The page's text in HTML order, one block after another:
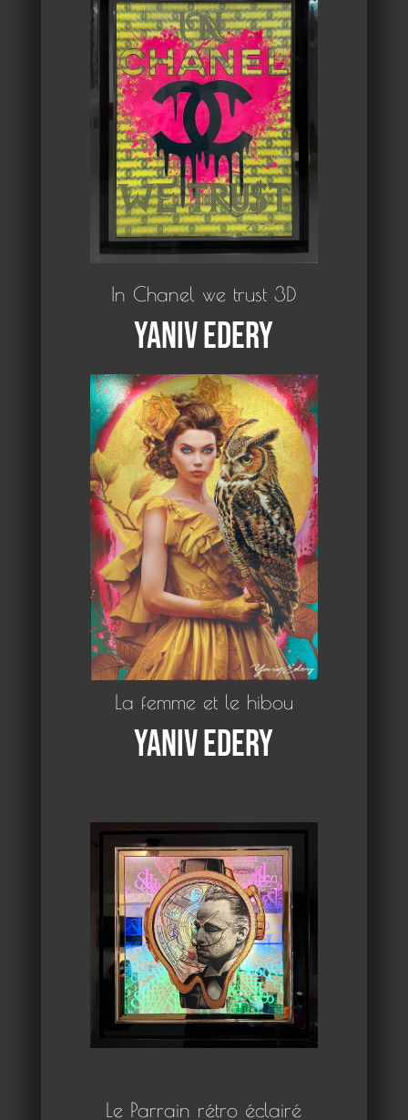
In Chanel we trust 3D
Yaniv Edery
La femme et le hibou
Yaniv Edery
Le Parrain rétro éclairé